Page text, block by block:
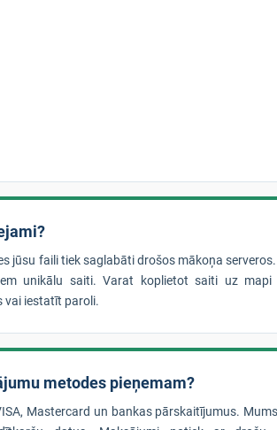
jūsu faili tiek saglabāti drošos mākoņa
unikālu saiti. Varat koplietot saiti uz
vai iestatīt paroli.
metodes pieņemam?
Mastercard un bankas pārskaitījumus.